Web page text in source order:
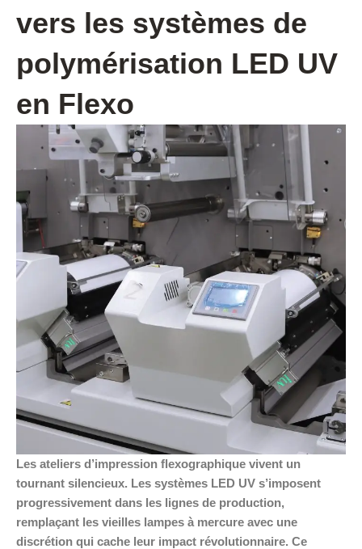
vers les systèmes de
polymérisation LED UV
en Flexo
Les ateliers d’impression flexographique vivent un
tournant silencieux. Les systèmes LED UV s’imposent
progressivement dans les lignes de production,
remplaçant les vieilles lampes à mercure avec une
discrétion qui cache leur impact révolutionnaire. Ce